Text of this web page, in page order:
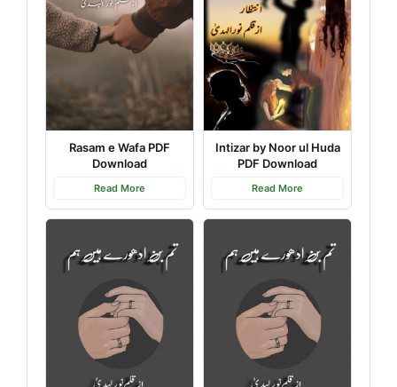
Rasam e Wafa PDF
Download
Read More
Intizar by Noor ul Huda
PDF Download
Read More